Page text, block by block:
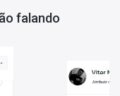
falando